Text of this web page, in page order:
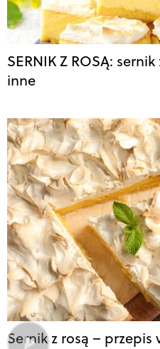
SERNIK Z ROSĄ:
inne
Sernik z rosą – przepis